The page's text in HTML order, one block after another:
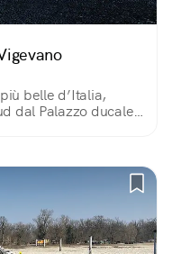
belle d’Italia,
dal Palazzo ducale